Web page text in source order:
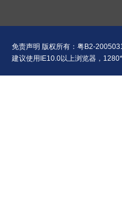
免责声明 版权所有： 粤B2-
建议使用IE10.0以上浏览器，